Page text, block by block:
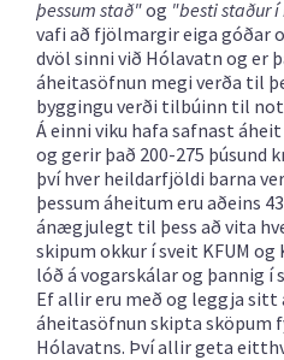
þessum stað"og "besti staður
vafi að fjölmargir eiga góðar
dvöl sinni við Hólavatn og er
áheitasöfnun megi verða til
byggingu verði tilbúinn til
Á einni viku hafa safnast
og gerir það 200-275 þúsund
því hver heildarfjöldi barna
þessum áheitum eru aðeins
ánægjulegt til þess að vita
skipum okkur í sveit KFUM
lóð á vogarskálar og þannig
Ef allir eru með og leggja sitt
áheitasöfnun skipta sköpum
Hólavatns. Því allir geta